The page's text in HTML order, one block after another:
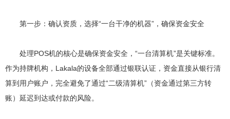
第一步：确认资质，选择“一台干净的机器”，确保资金安全
处理POS机的核心是确保资金安全，“一台清算机”是关键标准。
作为持牌机构，Lakala的设备全部通过银联认证，资金直接从银行清
算到用户账户，完全避免了通过“二级清算机”（资金通过第三方转
账）延迟到达或付款的风险。